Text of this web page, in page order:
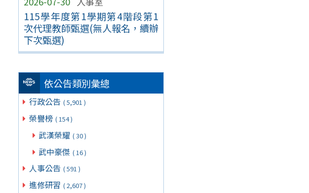
115學年度第1學期第4階段第1
次代理教師甄選(無人報名，續辦
下次甄選)
依公告類別彙總
行政公告 ( 5,901 )
榮譽榜 ( 154 )
武漢榮耀 ( 30 )
武中豪傑 ( 16 )
人事公告 ( 591 )
進修研習 ( 2,607 )